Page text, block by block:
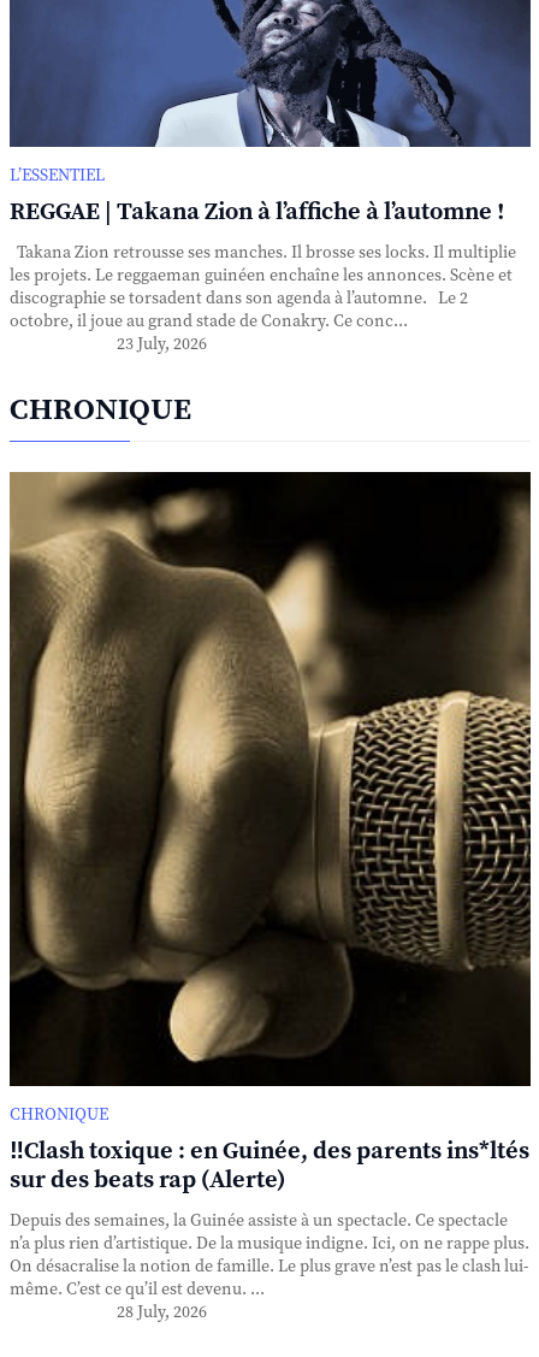
L’ESSENTIEL
REGGAE | Takana Zion à l’affiche à l’automne !
Takana Zion retrousse ses manches. Il brosse ses locks. Il multiplie
les projets. Le reggaeman guinéen enchaîne les annonces. Scène et
discographie se torsadent dans son agenda à l’automne. Le 2
octobre, il joue au grand stade de Conakry. Ce conc...
23 July, 2026
CHRONIQUE
CHRONIQUE
‼️Clash toxique : en Guinée, des parents ins*ltés
sur des beats rap (Alerte)
Depuis des semaines, la Guinée assiste à un spectacle. Ce spectacle
n’a plus rien d’artistique. De la musique indigne. Ici, on ne rappe plus.
On désacralise la notion de famille. Le plus grave n’est pas le clash lui-
même. C’est ce qu’il est devenu. ...
28 July, 2026